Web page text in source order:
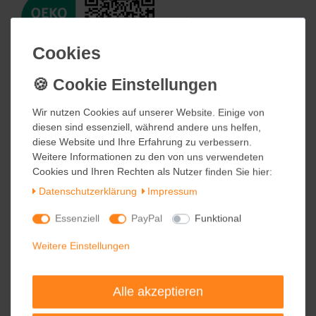
Cookies
Wir nutzen Cookies auf unserer Website. Einige von
diesen sind essenziell, während andere uns helfen,
diese Website und Ihre Erfahrung zu verbessern.
Weitere Informationen zu den von uns verwendeten
Cookies und Ihren Rechten als Nutzer finden Sie hier:
Daten­schutz­erklärung
Impressum
Essenziell PayPal Funktional
Weitere Einstellungen
Alle akzeptieren
Aufgrund der Lichtverhältnisse bei der Produktfotografie und
dass die Farbe des Produktes nicht authentisch wiedergegeben
wird. Bitte beachten Sie, dass die Farbe auf Ihrem Bildschirm von
dem tatsächlichen Produkt abweichen kann. Geringfügige
Cookies
Wir nutzen Cookies auf unserer Website. Einige von
diesen sind essenziell, während andere uns helfen,
diese Website und Ihre Erfahrung zu verbessern.
Weitere Informationen zu den von uns verwendeten
Cookies und Ihren Rechten als Nutzer finden Sie hier:
Daten­schutz­erklärung
Impressum
Essenziell PayPal Funktional
Weitere Einstellungen
Alle akzeptieren